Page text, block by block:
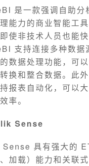
是一款强调自助分
能力的商业智能工
使非技术人员也能快
支持连接多种数据
数据处理功能，可
换和整合数据。此
报表自动化，可以
率。
Sense
具有强大的
加载）能力和关联式